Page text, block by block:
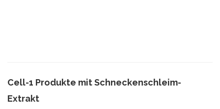
Cell-1 Produkte mit Schneckenschleim-
Extrakt